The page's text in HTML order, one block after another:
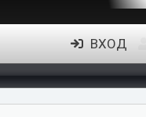
ВХОД